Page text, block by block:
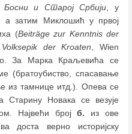
и Старој Србији, у
а затим Миклошић у првој
(Beiträge zur Kenntnis der
der Kroaten, Wien
За Марка Краљевића се
(братоубиство, спасавање
из тамнице итд.). Опева се
Новака се везује
Највећи бројб. из ове
доста верно историјску